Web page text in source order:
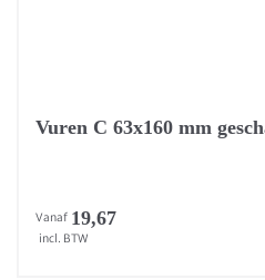
Vuren C 63x160 mm
Vanaf 19,67
incl. BTW